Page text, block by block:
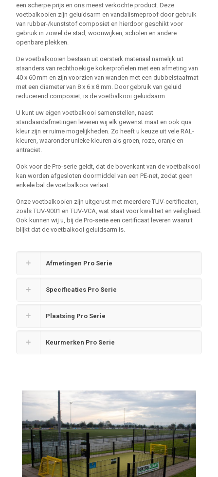
een scherpe prijs en ons meest verkochte product. Deze
voetbalkooien zijn geluidsarm en vandalismeproof door gebruik
van rubber-/kunststof composiet en hierdoor geschikt voor
gebruik in zowel de stad, woonwijken, scholen en andere
openbare plekken.
De voetbalkooien bestaan uit oersterk materiaal namelijk uit
staanders van rechthoekige kokerprofielen met een afmeting van
40 x 60 mm en zijn voorzien van wanden met een dubbelstaafmat
met een diameter van 8 x 6 x 8 mm. Door gebruik van geluid
reducerend composiet, is de voetbalkooi geluidsarm.
U kunt uw eigen voetbalkooi samenstellen, naast
standaardafmetingen leveren wij elk gewenst maat en ook qua
kleur zijn er ruime mogelijkheden. Zo heeft u keuze uit vele RAL-
kleuren, waaronder unieke kleuren als groen, roze, oranje en
antraciet.
Ook voor de Pro-serie geldt, dat de bovenkant van de voetbalkooi
kan worden afgesloten doormiddel van een PE-net, zodat geen
enkele bal de voetbalkooi verlaat.
Onze voetbalkooien zijn uitgerust met meerdere TUV-certificaten,
zoals TUV-9001 en TUV-VCA, wat staat voor kwaliteit en veiligheid.
Ook kunnen wij u, bij de Pro-serie een certificaat leveren waaruit
blijkt dat de voetbalkooi geluidsarm is.
Afmetingen Pro Serie
Specificaties Pro Serie
Plaatsing Pro Serie
Keurmerken Pro Serie